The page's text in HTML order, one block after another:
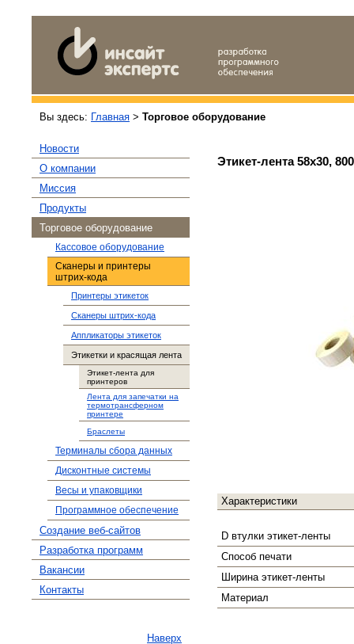
Вы здесь: Главная > Торговое оборудование
Новости
О компании
Миссия
Продукты
Торговое оборудование
Кассовое оборудование
Сканеры и принтеры
штрих-кода
Принтеры этикеток
Сканеры штрих-кода
Аппликаторы этикеток
Этикетки и красящая лента
Этикет-лента для
принтеров
Лента для запечатки на
термотрансферном
принтере
Браслеты
Терминалы сбора данных
Дисконтные системы
Весы и упаковщики
Программное обеспечение
Создание веб-сайтов
Разработка программ
Вакансии
Контакты
Этикет-лента 58x30,
Характеристики
D втулки этикет-ленты
Способ печати
Ширина этикет-ленты
Материал
Наверх